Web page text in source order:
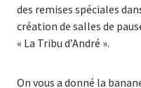
des remises spéciales
création de salles de
« La Tribu d’André ».
On vous a donné la